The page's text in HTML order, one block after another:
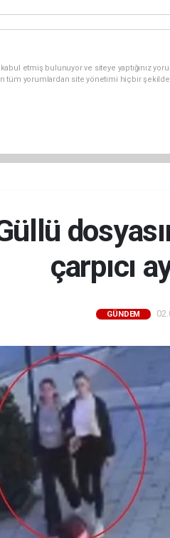
kabul etmiş bulunuyor ve siteye yaptığınız
tüm yorumlardan site yönetimi hiçbir
çarpıcı
GÜNDEM